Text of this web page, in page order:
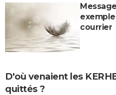
courrier
D'où venaient les
quittés ?